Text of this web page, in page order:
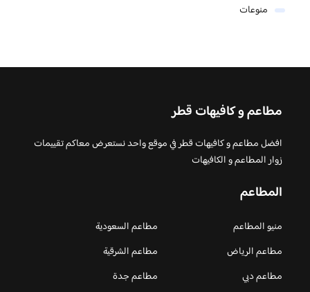
منوعات
مطاعم و كافيهات قطر
افضل مطاعم و كافيهات قطر في موقع واحد نستعرض معاكم تقييمات
زوار المطاعم و الكافيهات
المطاعم
منيو المطاعم
مطاعم السعودية
مطاعم الرياض
مطاعم الشرقية
مطاعم دبي
مطاعم جدة